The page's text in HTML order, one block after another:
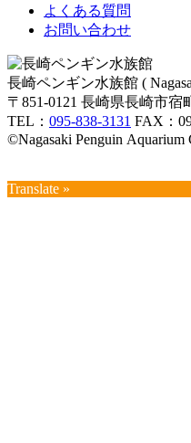
よくある質問
お問い合わせ
長崎ペンギン水族館 (
〒851-0121 長崎県長崎市宿
TEL： 095-838-3131 FAX：
©Nagasaki Penguin Aquarium
Translate »